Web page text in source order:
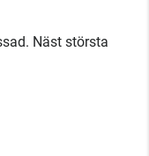
Näst största